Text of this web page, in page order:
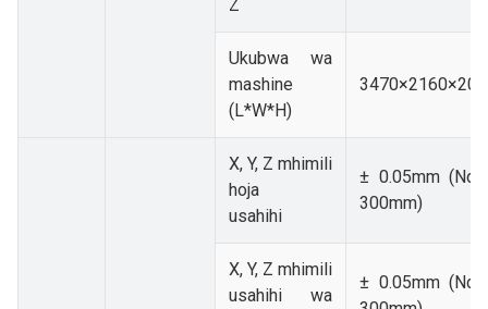
Z
Ukubwa wa
mashine
(L*W*H)
X, Y, Z mhimili
hoja
usahihi
± 0.05mm
300mm)
X, Y, Z mhimili
usahihi wa
± 0.05mm